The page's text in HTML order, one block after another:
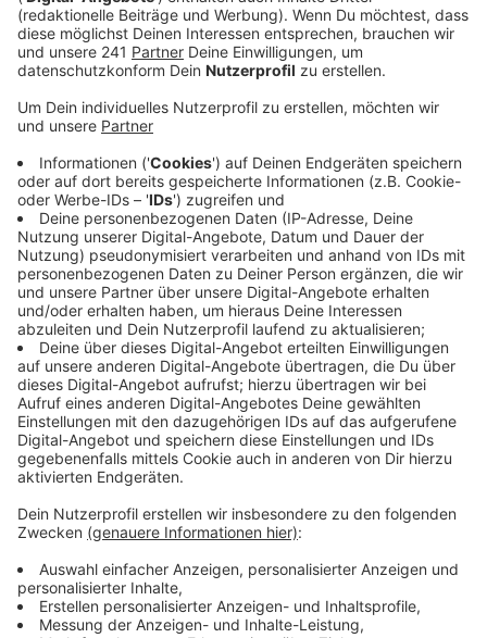
Vor genau 100 Jahren wurde das Gymnasium zunächst
als Höhere Mädchenschule in Wiesdorf gegründet. Zur
Feier des Tages sind heute Schüler, Eltern, Ehemalige
und alle anderen, die sich mit der Schule verbunden
fühlen, zu einem Fest auf dem Schulgelände
eingeladen. Für Essen und Trinken ist gesorgt,
außerdem wird es eine Tombola und ein Programm mit
Musik und Tanzvorführungen geben. Los geht es um
17 Uhr.
Genauere Infos zum Programm findet ihr hier
Anzeige
Anzeige
Leverkusener Klinikum verbessert Bilanz